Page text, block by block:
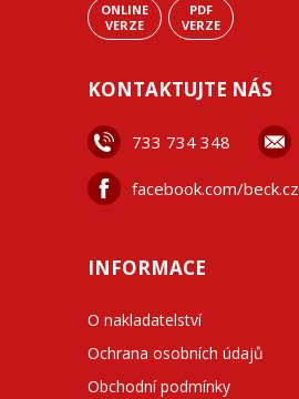
ONLINE
VERZE
PDF
VERZE
KONTAKTUJTE NÁS
733 734 348
facebook.com/beck.cz
INFORMACE
O nakladatelství
Ochrana osobních údajů
Obchodní podmínky